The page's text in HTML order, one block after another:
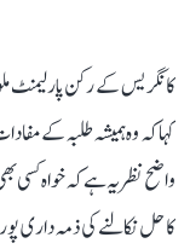
کانگریس کے رکن
کہا کہ وہ ہمیشہ طلبہ کے
واضح نظریہ ہے کہ خواہ
کا حل نکالنے کی ذمہ داری